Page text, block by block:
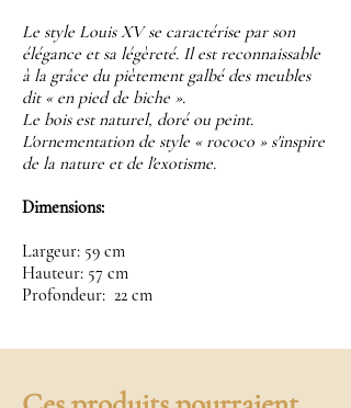
Le style Louis XV se caractérise par son
élégance et sa légèreté. Il est reconnaissable
à la grâce du piètement galbé des meubles
dit « en pied de biche ».
Le bois est naturel, doré ou peint.
L'ornementation de style « rococo » s'inspire
de la nature et de l'exotisme.
Dimensions:
Largeur: 59 cm
Hauteur: 57 cm
Profondeur: 22 cm